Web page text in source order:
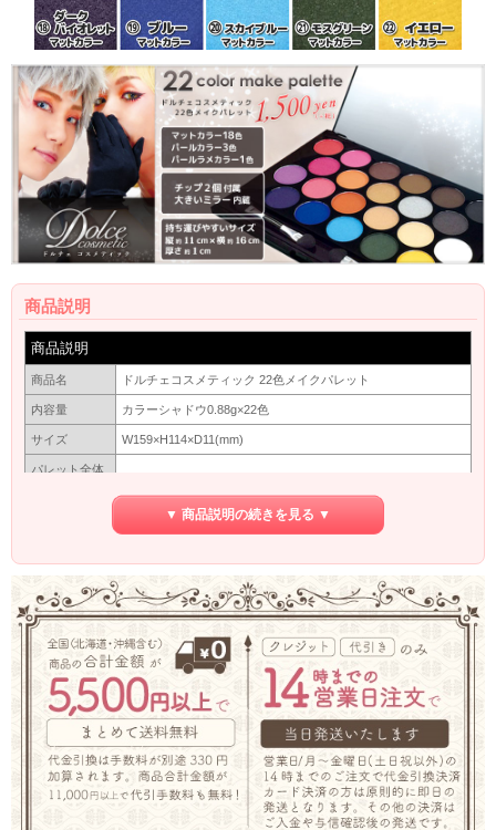
商品説明
商品説明
商品名 ドルチェコスメティック 22色メイクパレット
内容量 カラーシャドウ0.88g×22色
サイズ W159×H114×D11(mm)
パレット全体
ミラー＆チップ２個付き
い。
成分
タルク、マイカ、ワセリン、ミネラルオイル、トコフェロー
ル、他
原産国 中国
区分 化粧品
▼ 商品説明の続きを見る ▼